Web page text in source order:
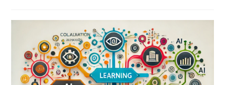
entrada:
la
entrada: